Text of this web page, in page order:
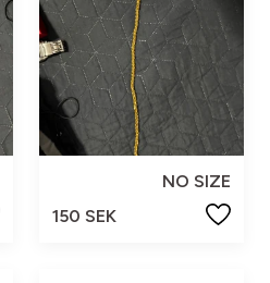
NO SIZE
150 SEK